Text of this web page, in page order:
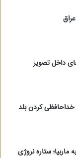
داخل تصویر
خداحافظی کردن بلد
ستاره نروژی